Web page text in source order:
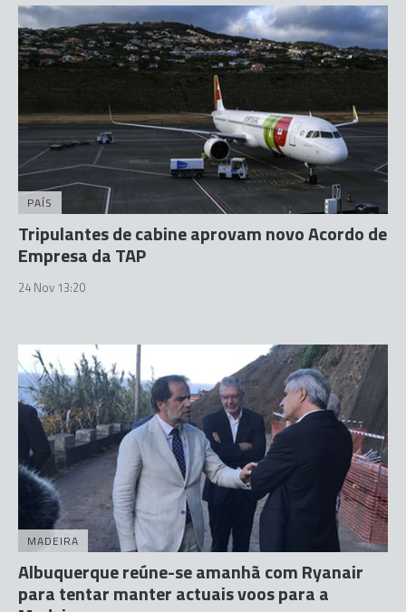
PAÍS
Tripulantes de cabine aprovam novo Acordo de
Empresa da TAP
24 Nov 13:20
MADEIRA
Albuquerque reúne-se amanhã com Ryanair
para tentar manter actuais voos para a